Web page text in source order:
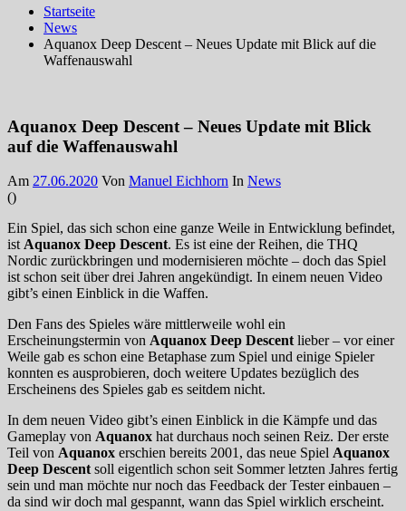
Startseite
News
Aquanox Deep Descent – Neues Update mit Blick auf die
Waffenauswahl
Aquanox Deep Descent – Neues Update mit Blick
auf die Waffenauswahl
Am 27.06.2020 Von Manuel Eichhorn In News
()
Ein Spiel, das sich schon eine ganze Weile in Entwicklung befindet,
ist Aquanox Deep Descent. Es ist eine der Reihen, die THQ
Nordic zurückbringen und modernisieren möchte – doch das Spiel
ist schon seit über drei Jahren angekündigt. In einem neuen Video
gibt’s einen Einblick in die Waffen.
Den Fans des Spieles wäre mittlerweile wohl ein
Erscheinungstermin von Aquanox Deep Descent lieber – vor einer
Weile gab es schon eine Betaphase zum Spiel und einige Spieler
konnten es ausprobieren, doch weitere Updates bezüglich des
Erscheinens des Spieles gab es seitdem nicht.
In dem neuen Video gibt’s einen Einblick in die Kämpfe und das
Gameplay von Aquanox hat durchaus noch seinen Reiz. Der erste
Teil von Aquanox erschien bereits 2001, das neue Spiel Aquanox
Deep Descent soll eigentlich schon seit Sommer letzten Jahres fertig
sein und man möchte nur noch das Feedback der Tester einbauen –
da sind wir doch mal gespannt, wann das Spiel wirklich erscheint.